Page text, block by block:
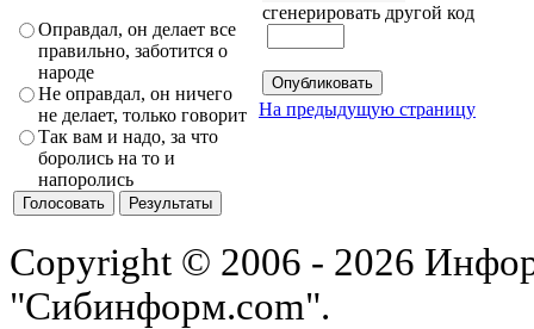
Оправдал, он делает все
правильно, заботится о
народе
Не оправдал, он ничего
не делает, только говорит
Так вам и надо, за что
боролись на то и
напоролись
сгенерировать другой код
На предыдущую страницу
Copyright © 2006 - 2026
"Сибинформ.com".